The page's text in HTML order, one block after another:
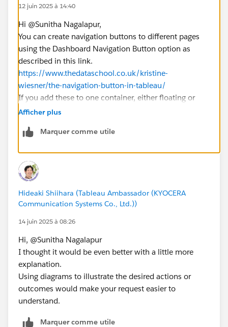
12 juin 2025 à 14:40
Hi @Sunitha Nagalapur​,
You can create navigation buttons to different pages
using the Dashboard Navigation Button option as
described in this link.
https://www.thedataschool.co.uk/kristine-
wiesner/the-navigation-button-in-tableau/
If you add these to one container, either floating or
tiled works, you can show hide using either the
https://www.thedataschool.co.uk/sijia-wei/tableau-
Or using Dynamic Zone Visibility with Dashboard
actions
https://help.tableau.com/current/online/en-
us/dynamic_zone_visibility.htm
Afficher plus
Marquer comme utile
Hideaki Shiihara (Tableau Ambassador (KYOCERA
Communication Systems Co., Ltd.))
14 juin 2025 à 08:26
Hi, @Sunitha Nagalapur​
I thought it would be even better with a little more
explanation.
Using diagrams to illustrate the desired actions or
outcomes would make your request easier to
understand.
Marquer comme utile